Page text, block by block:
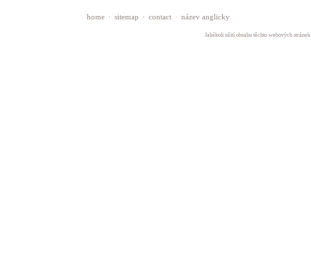
home · sitemap · contact · název anglicky
Jakékoli užití obsahu těchto webových